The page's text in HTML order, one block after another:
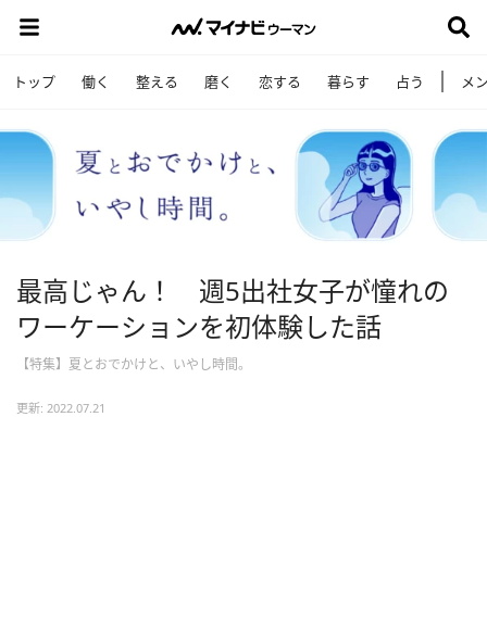
トップ 働く 整える 磨く 恋する 暮らす 占う メ
最高じゃん！ 週5出社女子が憧れの
ワーケーションを初体験した話
【特集】夏とおでかけと、いやし時間。
更新: 2022.07.21